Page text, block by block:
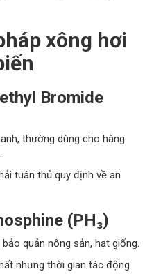
xông hơi
Bromide
thường dùng cho hàng
tuân thủ quy định về an
(PH₃)
quản nông sản, hạt giống.
nhưng thời gian tác động